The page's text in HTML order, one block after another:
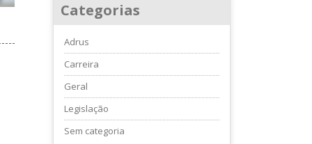
Categorias
Adrus
Carreira
Geral
Legislação
Sem categoria